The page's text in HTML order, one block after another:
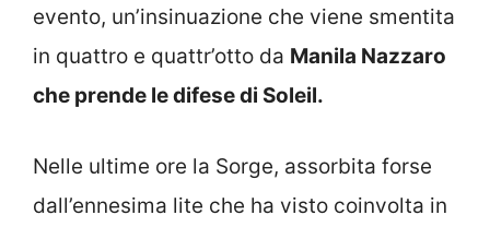
evento, un’insinuazione che viene smentita
in quattro e quattr’otto da Manila Nazzaro
che prende le difese di Soleil.
Nelle ultime ore la Sorge, assorbita forse
dall’ennesima lite che ha visto coinvolta in